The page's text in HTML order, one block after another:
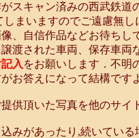
スキャン済みの西武鉄
まいますのでご遠慮無し
、自信作品などお待ち
渡された車両、保存車
入 をお願いします．不明
お答えになって結構です
供頂いた写真を他のサイ
みがあったり,続いてい